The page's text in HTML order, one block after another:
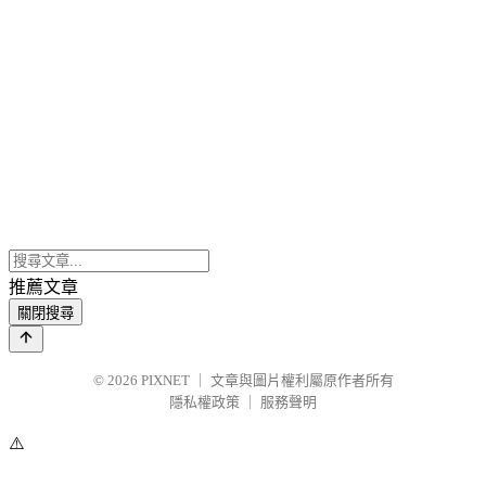
推薦文章
關閉搜尋
© 2026 PIXNET
文章與圖片權利屬原作者所有
隱私權政策
服務聲明
⚠️